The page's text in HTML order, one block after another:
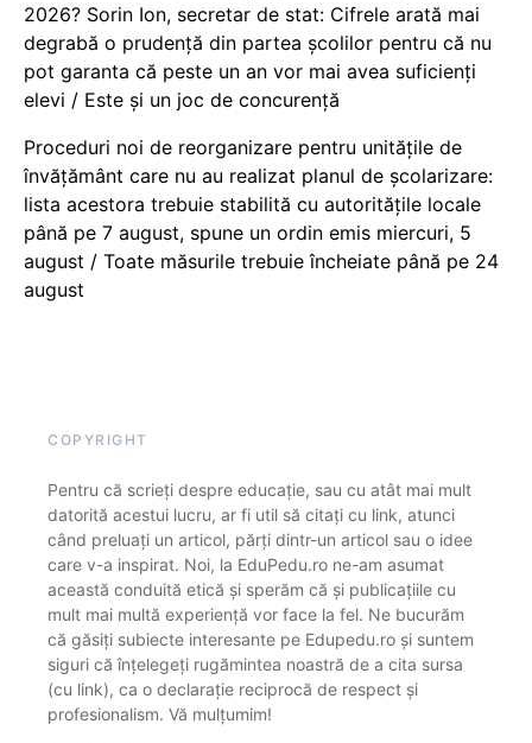
2026? Sorin Ion, secretar de stat: Cifrele arată mai
degrabă o prudență din partea școlilor pentru că nu
pot garanta că peste un an vor mai avea suficienți
elevi / Este și un joc de concurență
Proceduri noi de reorganizare pentru unitățile de
învățământ care nu au realizat planul de școlarizare:
lista acestora trebuie stabilită cu autoritățile locale
până pe 7 august, spune un ordin emis miercuri, 5
august / Toate măsurile trebuie încheiate până pe 24
august
COPYRIGHT
Pentru că scrieți despre educație, sau cu atât mai mult
datorită acestui lucru, ar fi util să citați cu link, atunci
când preluați un articol, părți dintr-un articol sau o idee
care v-a inspirat. Noi, la EduPedu.ro ne-am asumat
această conduită etică și sperăm că și publicațiile cu
mult mai multă experiență vor face la fel. Ne bucurăm
că găsiți subiecte interesante pe Edupedu.ro și suntem
siguri că înțelegeți rugămintea noastră de a cita sursa
(cu link), ca o declarație reciprocă de respect și
profesionalism. Vă mulțumim!